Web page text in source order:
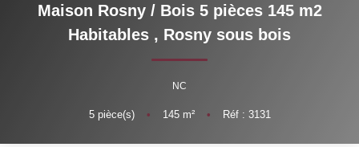
GESTION
NOS AGENCES
Maison Rosny / Bois 5 pièces 145 m2
Habitables ,Rosny sous bois
NC
5pièce(s) 145 m² • Réf : 3131